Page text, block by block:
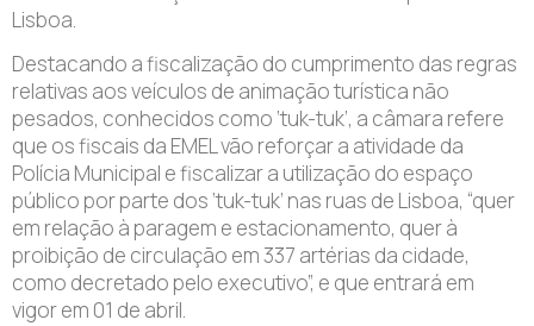
Lisboa.
Destacando a fiscalização do cumprimento das regras
relativas aos veículos de animação turística não
pesados, conhecidos como ‘tuk-tuk’, a câmara refere
que os fiscais da EMEL vão reforçar a atividade da
Polícia Municipal e fiscalizar a utilização do espaço
público por parte dos ‘tuk-tuk’ nas ruas de Lisboa, “quer
em relação à paragem e estacionamento, quer à
proibição de circulação em 337 artérias da cidade,
como decretado pelo executivo”, e que entrará em
vigor em 01 de abril.